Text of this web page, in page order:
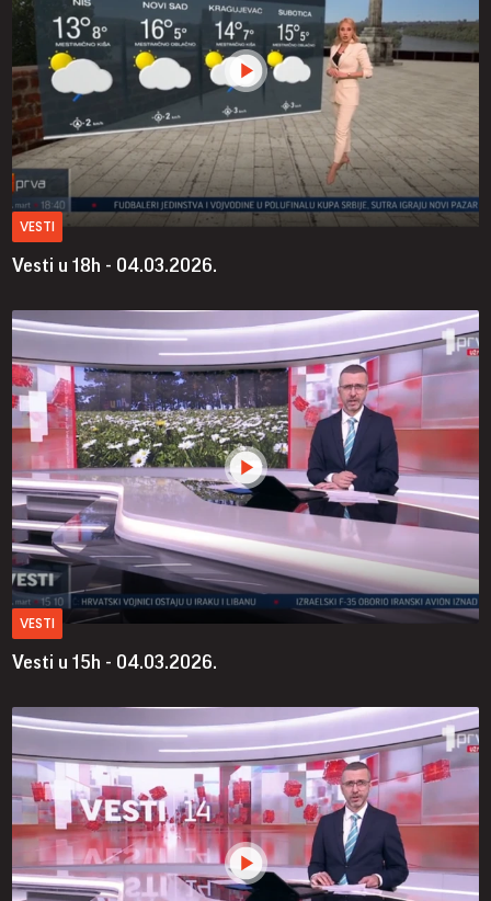
VESTI
Vesti u 18h - 04.03.2026.
VESTI
Vesti u 15h - 04.03.2026.